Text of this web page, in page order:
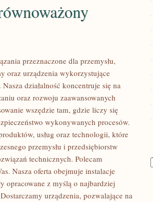
przeznaczone dla przemysłu,
oraz urządzenia wykorzystujące
działalność koncentruje się na
oraz rozwoju zaawansowanych
wszędzie tam, gdzie liczy się
wykonywanych procesów.
usług oraz technologii, które
przemysłu i przedsiębiorstw
technicznych. Polecam
Nasza oferta obejmuje instalacje
opracowane z myślą o najbardziej
urządzenia, pozwalające na